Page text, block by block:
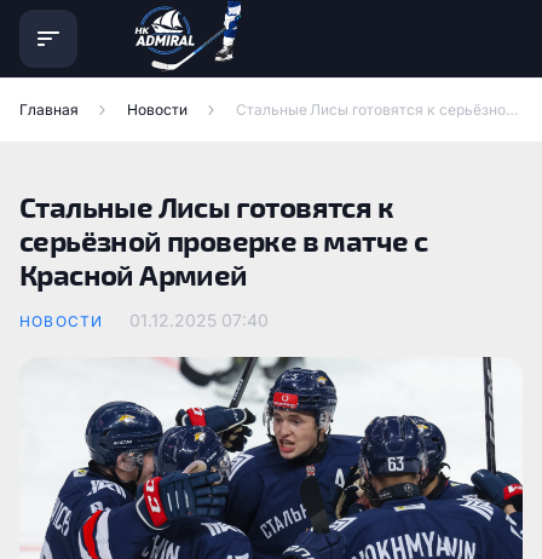
Главная Новости Стальные Лисы готовятся к серьёзной проверке в матче с Красной Армией
Стальные Лисы готовятся к
серьёзной проверке в матче с
Красной Армией
НОВОСТИ 01.12.2025 07:40